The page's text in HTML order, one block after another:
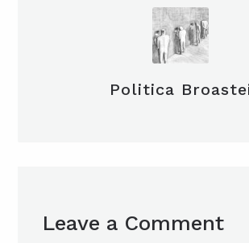
Politica
Leave a Comment